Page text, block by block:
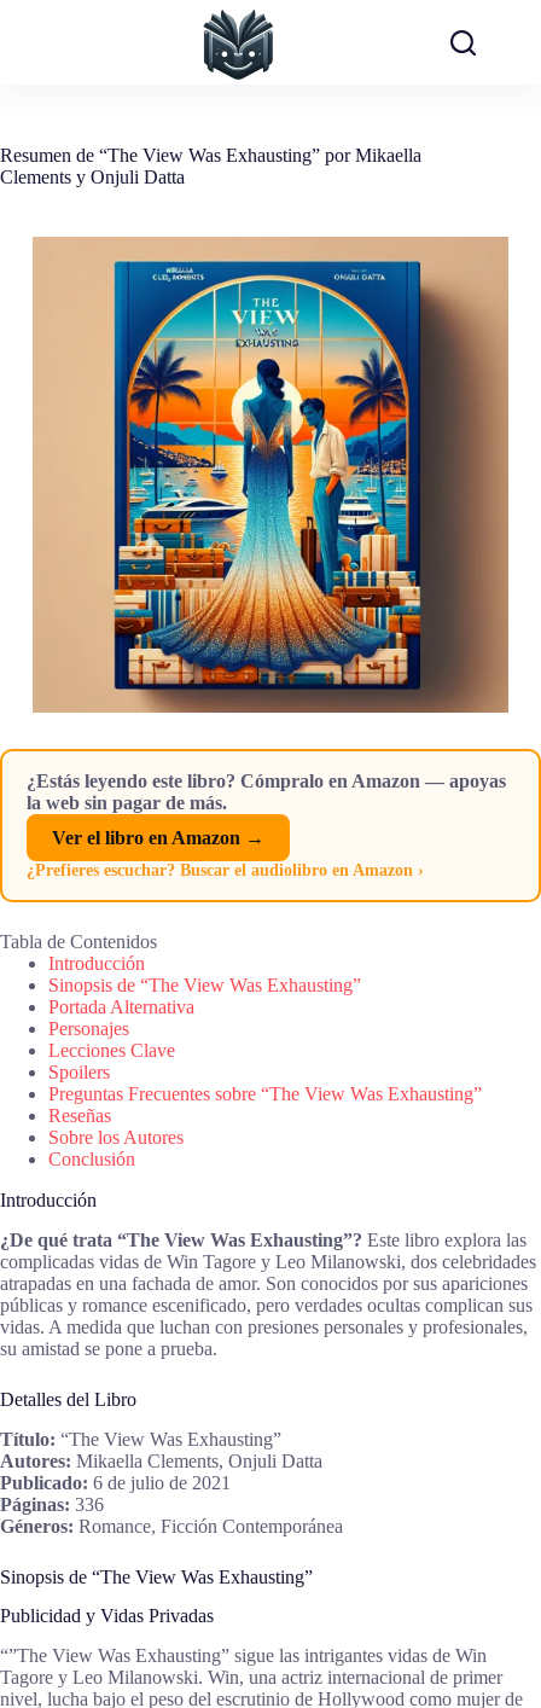
Resumen de “The View Was Exhausting” por Mikaella
Clements y Onjuli Datta
¿Estás leyendo este libro? Cómpralo en Amazon — apoyas
la web sin pagar de más.
Ver el libro en Amazon →
¿Prefieres escuchar? Buscar el audiolibro en Amazon ›
Tabla de Contenidos
Introducción
Sinopsis de “The View Was Exhausting”
Portada Alternativa
Personajes
Lecciones Clave
Spoilers
Preguntas Frecuentes sobre “The View Was Exhausting”
Reseñas
Sobre los Autores
Conclusión
Introducción
¿De qué trata “The View Was Exhausting”? Este libro explora las
complicadas vidas de Win Tagore y Leo Milanowski, dos celebridades
atrapadas en una fachada de amor. Son conocidos por sus apariciones
públicas y romance escenificado, pero verdades ocultas complican sus
vidas. A medida que luchan con presiones personales y profesionales,
su amistad se pone a prueba.
Detalles del Libro
Título: “The View Was Exhausting”
Autores: Mikaella Clements, Onjuli Datta
Publicado: 6 de julio de 2021
Páginas: 336
Géneros: Romance, Ficción Contemporánea
Sinopsis de “The View Was Exhausting”
Publicidad y Vidas Privadas
“”The View Was Exhausting” sigue las intrigantes vidas de Win
Tagore y Leo Milanowski. Win, una actriz internacional de primer
nivel, lucha bajo el peso del escrutinio de Hollywood como mujer de